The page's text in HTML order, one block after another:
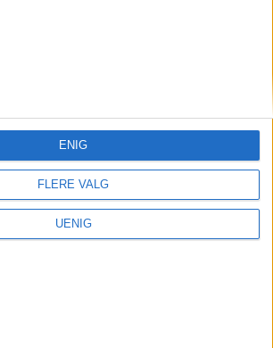
FLERE VALG
UENIG
ENIG
OSS
Velle